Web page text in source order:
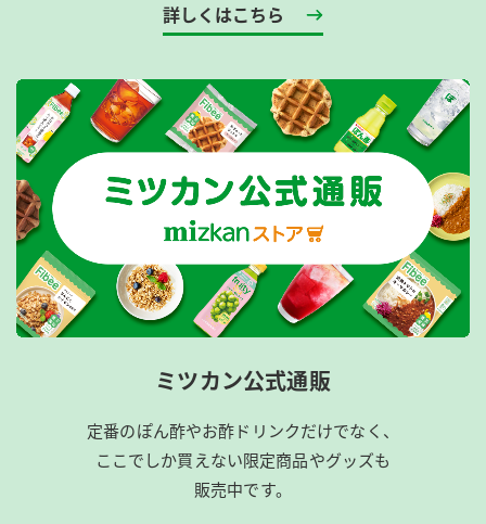
詳しくはこちら
ミツカン公式通販
定番のぽん酢やお酢ドリンクだけでなく、
ここでしか買えない限定商品やグッズも
販売中です。